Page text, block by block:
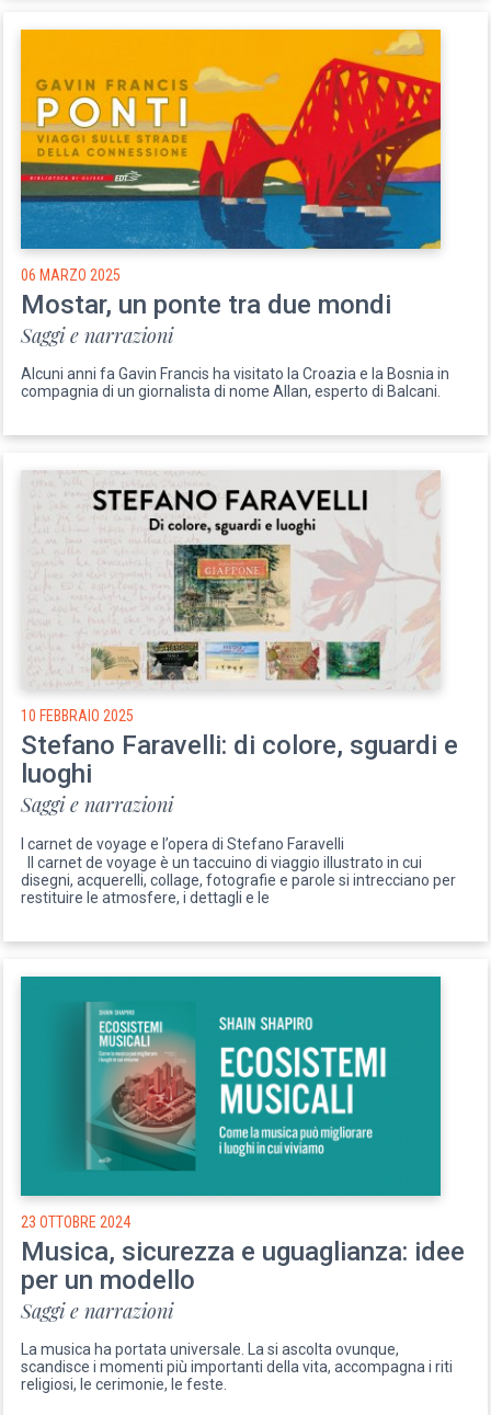
06 MARZO 2025
Mostar, un ponte tra due mondi
Saggi e narrazioni
Alcuni anni fa Gavin Francis ha visitato la Croazia e la Bosnia in
compagnia di un giornalista di nome Allan, esperto di Balcani.
10 FEBBRAIO 2025
Stefano Faravelli: di colore, sguardi e
luoghi
Saggi e narrazioni
I carnet de voyage e l’opera di Stefano Faravelli
Il carnet de voyage è un taccuino di viaggio illustrato in cui
disegni, acquerelli, collage, fotografie e parole si intrecciano per
restituire le atmosfere, i dettagli e le
23 OTTOBRE 2024
Musica, sicurezza e uguaglianza: idee
per un modello
Saggi e narrazioni
La musica ha portata universale. La si ascolta ovunque,
scandisce i momenti più importanti della vita, accompagna i riti
religiosi, le cerimonie, le feste.